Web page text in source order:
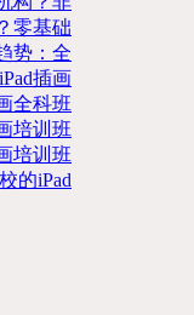
零基础
势：全
插画
全科班
培训班
培训班
的iPad